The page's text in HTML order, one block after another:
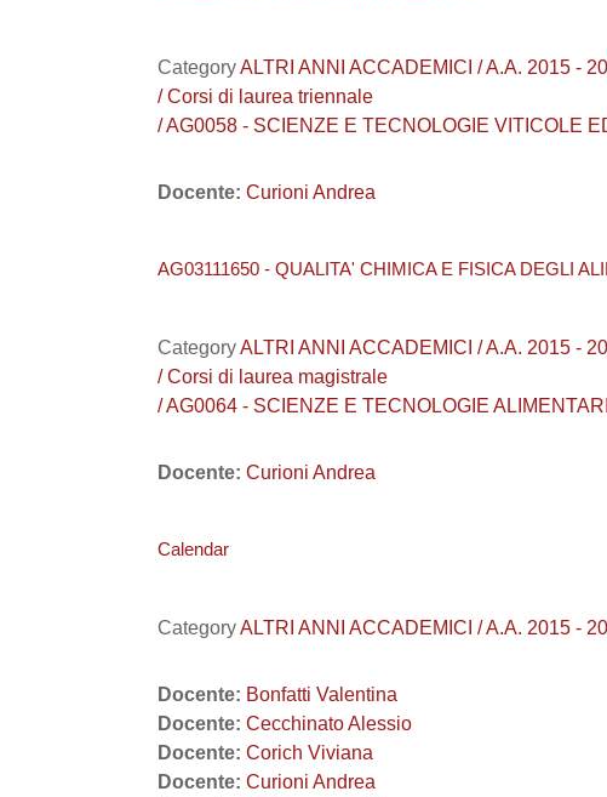
CategoryALTRI ANNI ACCADEMICI / A.A. 2015 -
/ Corsi di laurea triennale
/ AG0058 - SCIENZE E TECNOLOGIE VITICOLE
Docente: Curioni Andrea
AG03111650 - QUALITA' CHIMICA E FISICA DEGLI
CategoryALTRI ANNI ACCADEMICI / A.A. 2015 -
/ Corsi di laurea magistrale
/ AG0064 - SCIENZE E TECNOLOGIE
Docente: Curioni Andrea
Calendar
CategoryALTRI ANNI ACCADEMICI / A.A. 2015 -
Docente: Bonfatti Valentina
Docente: Cecchinato Alessio
Docente: Corich Viviana
Docente: Curioni Andrea